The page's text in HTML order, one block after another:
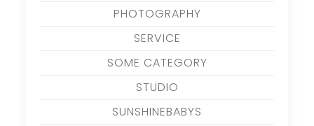
PHOTOGRAPHY
SERVICE
SOME CATEGORY
STUDIO
SUNSHINEBABYS